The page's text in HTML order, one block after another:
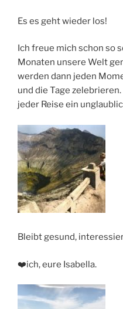
Es es geht wieder los!
Ich freue mich schon so
Monaten unsere Welt
werden dann jeden
und die Tage
jeder Reise ein
Bleibt gesund,
❤️ich, eure Isabella.